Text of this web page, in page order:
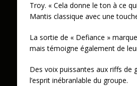
Troy. « Cela donne le ton à ce
Mantis classique avec une
La sortie de « Defiance »
mais témoigne également de
Des voix puissantes aux riffs de
l’esprit inébranlable du groupe.